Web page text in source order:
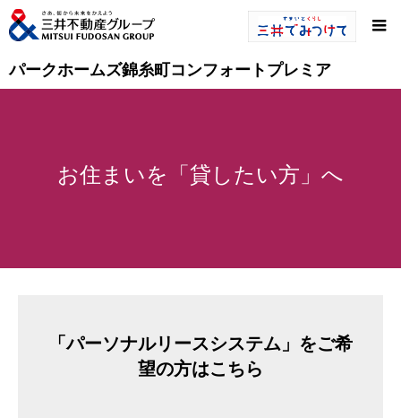
パークホームズ錦糸町コンフォートプレミア
お住まいを「貸したい方」へ
「パーソナルリースシステム」をご希
望の方はこちら